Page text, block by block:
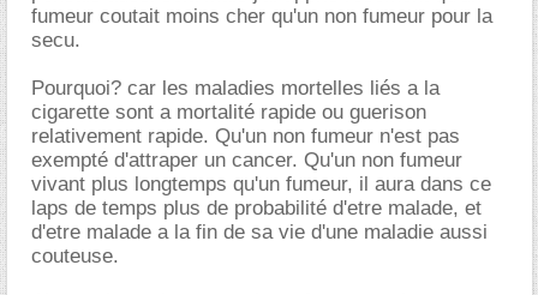
fumeur coutait moins cher qu'un non fumeur pour la
secu.
Pourquoi? car les maladies mortelles liés a la
cigarette sont a mortalité rapide ou guerison
relativement rapide. Qu'un non fumeur n'est pas
exempté d'attraper un cancer. Qu'un non fumeur
vivant plus longtemps qu'un fumeur, il aura dans ce
laps de temps plus de probabilité d'etre malade, et
d'etre malade a la fin de sa vie d'une maladie aussi
couteuse.